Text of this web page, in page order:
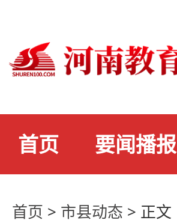
首页 要闻播报
首页 > 市县动态 > 正文